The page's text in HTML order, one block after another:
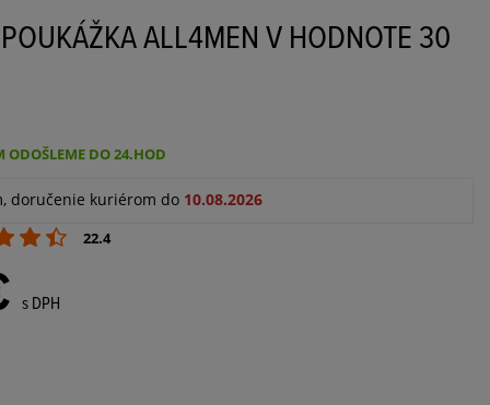
ALL4MEN V HODNOTE 30
ODOŠLEME DO 24.HOD
doručenie kuriérom do 10.08.2026
22.4
s DPH